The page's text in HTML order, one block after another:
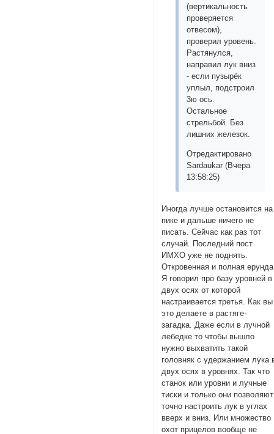
(вертикальность
проверяется
отвесом),
проверил уровень.
Растянулся,
направил лук вниз
- если пузырёк
уплыл, подстроил
3ю ось.
Остальное
стрельбой. Без
лишних железок.
Отредактировано
Sardaukar (Вчера
13:58:25)
Иногда лучше остановится на
пике и дальше ничего не
писать. Сейчас как раз тот
случай. Последний пост
ИМХО уже не поднять.
Откровенная и полная
Я говорил про базу уровней в
двух осях от которой
настраивается третья. Как вы
это делаете в растяге-
загадка. Даже если в лучной
лебедке то чтобы вышло
нужно выхватить такой
головняк с удержанием лука
двух осях в уровнях. Так что
станок или уровни и лучные
тиски и только они позволяют
точно настроить лук в углах
вверх и вниз. Или множество
охот прицелов вообще не